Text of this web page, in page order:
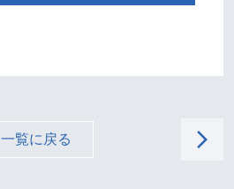
一覧に戻る arrow_forward_ios